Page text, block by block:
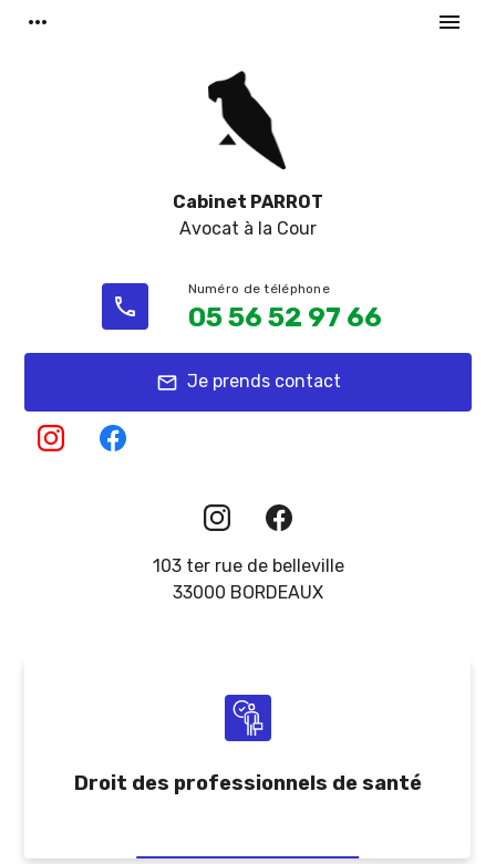
more_horiz menu
103 ter rue de belleville
33000 BORDEAUX
Cabinet PARROT
Avocat à la Cour
phone 05 56 52 97 66
mail Je prends contact
Droit des professionnels de santé